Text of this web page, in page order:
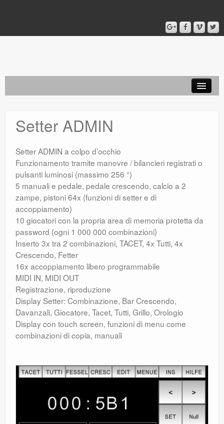
Setter ADMIN
Setter PONO
Modulo LEON
Setter ADMIN
Setter ADMIN a colpo d’occhio
Funzionamento tramite manovre / bilancieri registrati o
pulsanti luminosi (massimo 256 °)
5 manuali e pedale, pedale crescendo, calcio a 2
zampe, pistoni 64x (funzioni di setter e di
accoppiamento)
10 giocatori con la propria area di memoria protetta da
password (ogni 1 000 000 combinazioni)
Inserto 3x tra 2 combinazioni, TACET, 4x Tutti, 4x
Crescendo, Fetter
16x accoppiamento libero programmabile
MIDI IN, MIDI OUT
Registrazione, riproduzione
Display Setter: Combinazione, Bar Crescendo,
Davanzali, Giocatore, Tacet, Tutti, Grillo, Orologio
Display con touch screen, funzioni di menu come
combinazioni di copia, manuali